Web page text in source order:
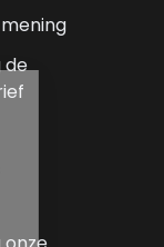
de